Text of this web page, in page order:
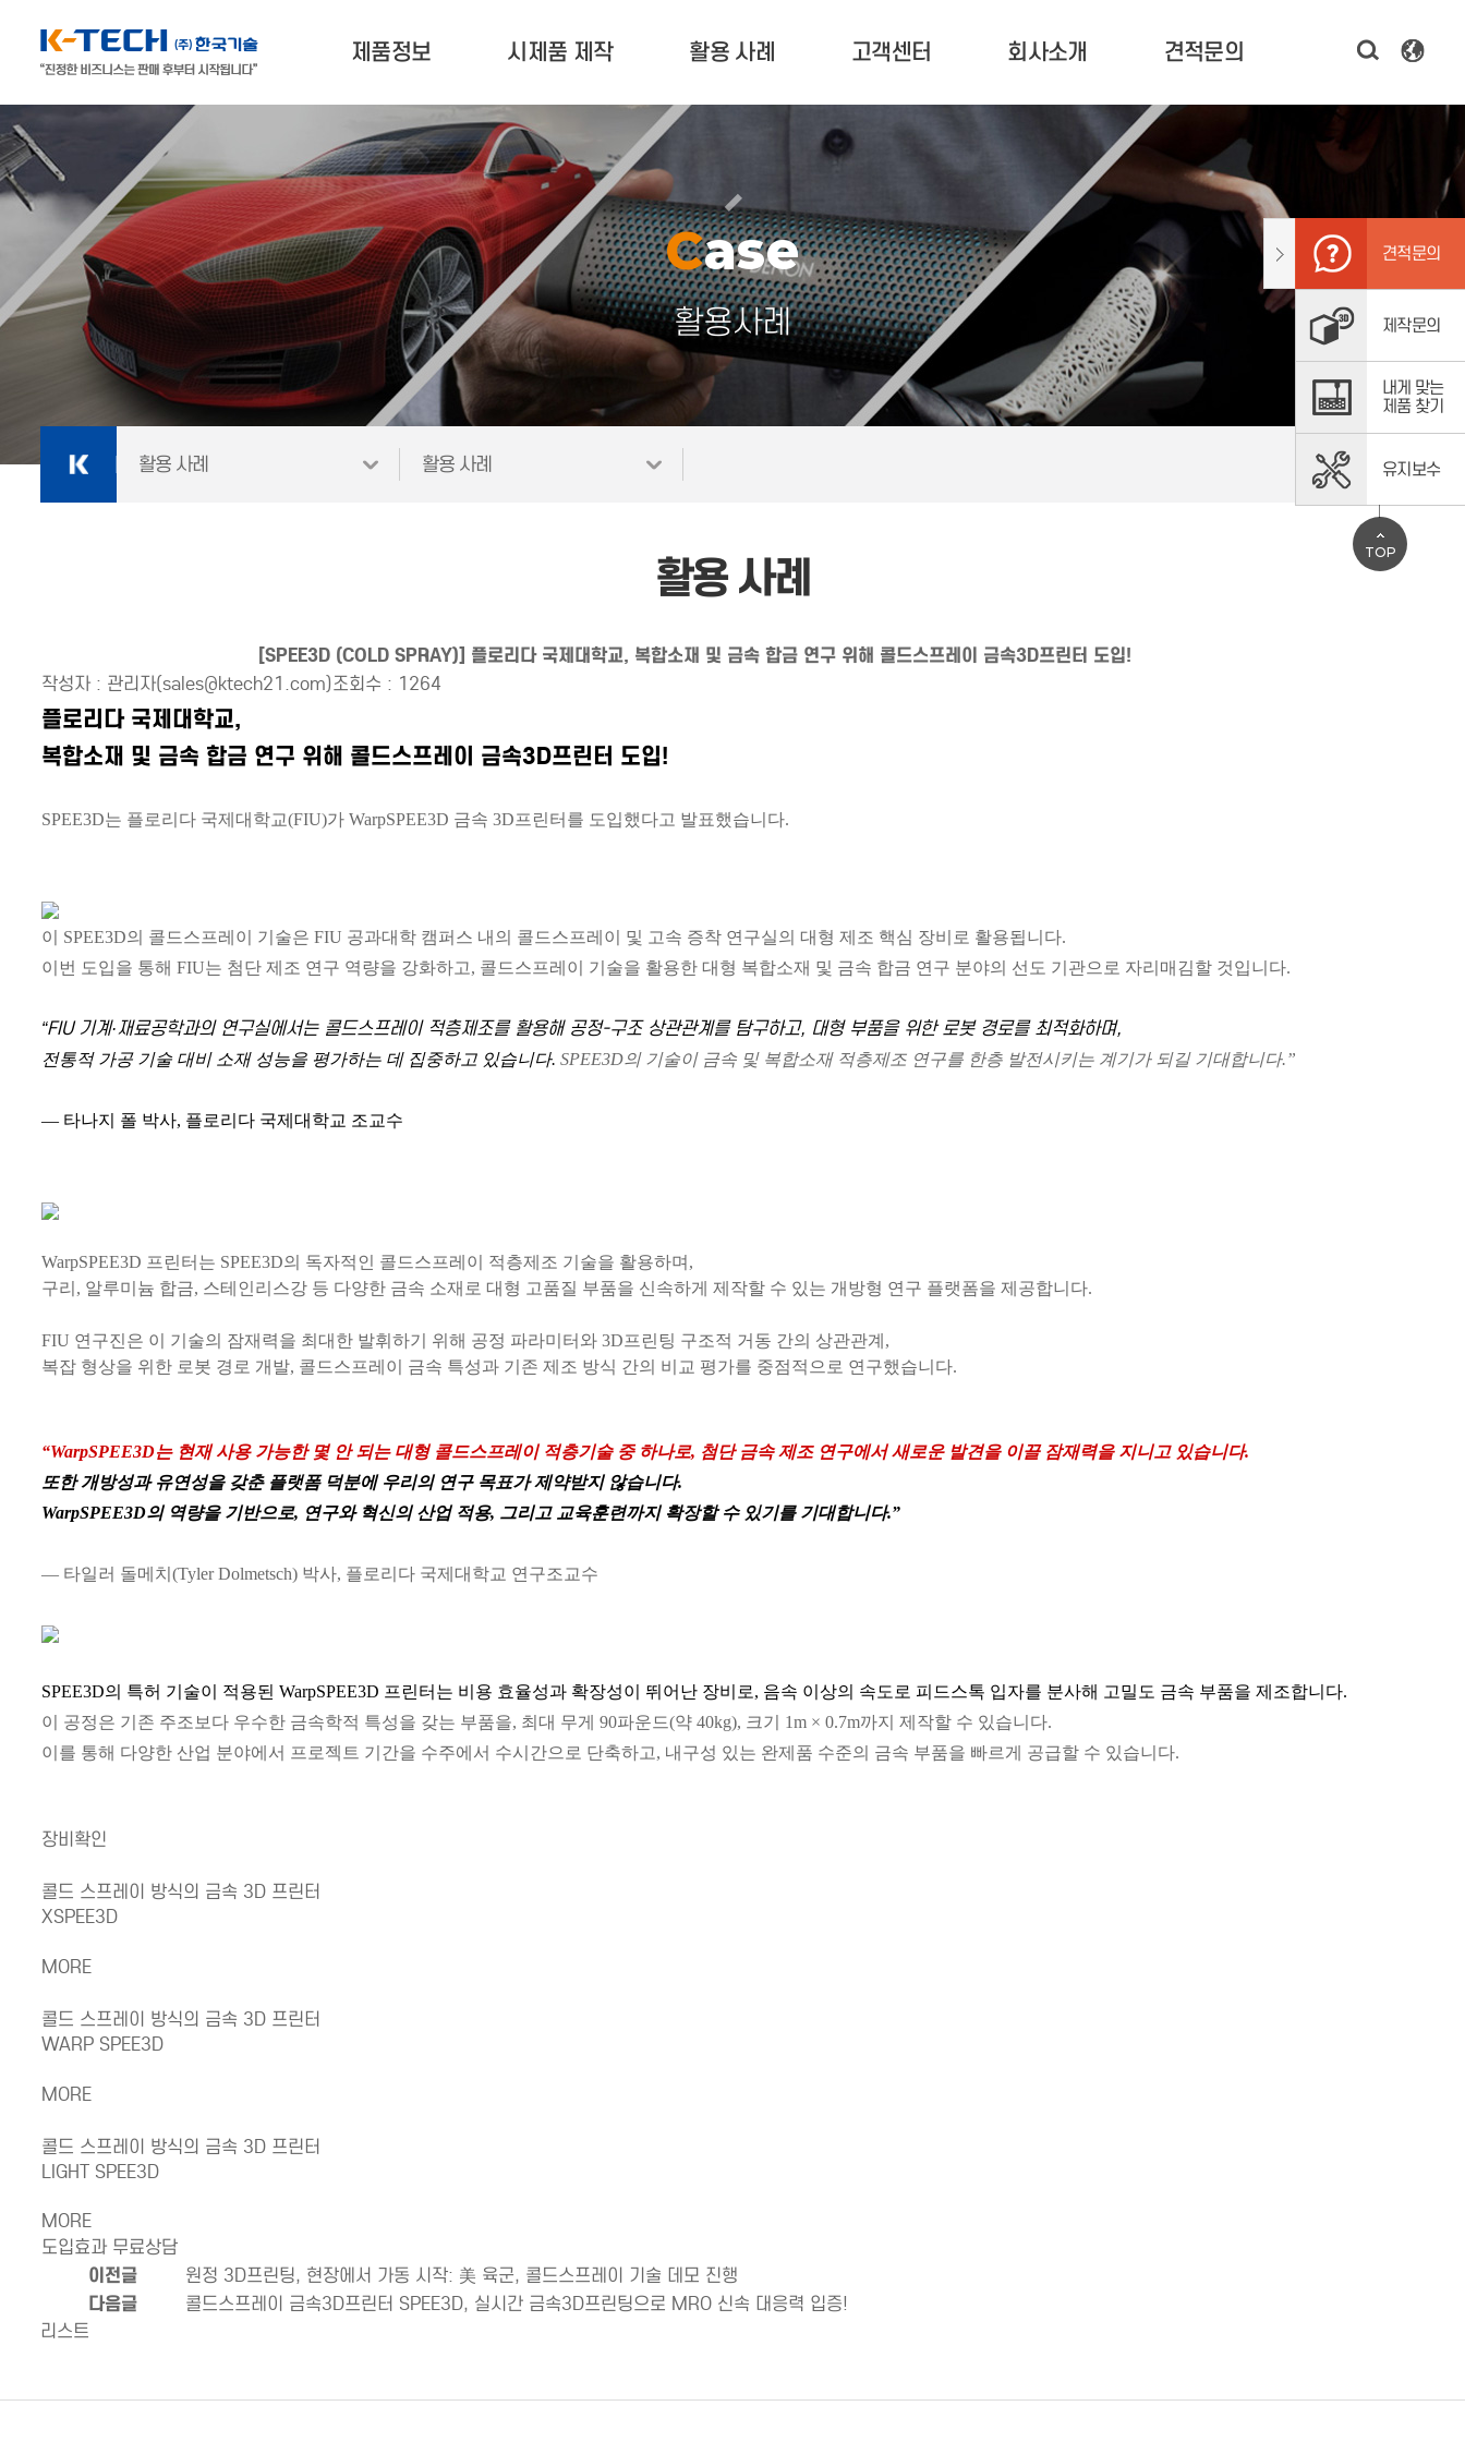
제품정보
나에게 맞는 제품찾기
3D프린터
3D스캐너 & 소프트웨어
외
재료
시제품 제작
서비스 안내
제작문의 현황
포트폴리오
활용 사례 고객센터
공지사항
자료실
회사소개
CEO 인사말
연혁 및 비전
조직도
오시는 길
견적문의
3D 프린터 견적 문의
시제품 제작 문의
소프트웨어,
스캐너 문의
견적문의
제작문의
내게 맞는
제품 찾기
유지보수
TOP
Case
활용사례
활용 사례 활용 사례
활용 사례
[SPEE3D (COLD SPRAY)] 플로리다 국제대학교, 복합소재 및 금속 합금 연구 위해 콜드스프레이 금속3D프린터 도입!
작성자 : 관리자(sales@ktech21.com)조회수 : 1264
플로리다 국제대학교,
복합소재 및 금속 합금 연구 위해 콜드스프레이 금속3D프린터 도입!
SPEE3D는 플로리다 국제대학교(FIU)가 WarpSPEE3D 금속 3D프린터를 도입했다고 발표했습니다.
이 SPEE3D의 콜드스프레이 기술은 FIU 공과대학 캠퍼스 내의 콜드스프레이 및 고속 증착 연구실의 대형 제조 핵심 장비로 활용됩니다.
이번 도입을 통해 FIU는 첨단 제조 연구 역량을 강화하고, 콜드스프레이 기술을 활용한 대형 복합소재 및 금속 합금 연구 분야의 선도 기관으로 자리매김할 것입니다.
“FIU 기계·재료공학과의 연구실에서는 콜드스프레이 적층제조를 활용해 공정-구조 상관관계를 탐구하고, 대형 부품을 위한 로봇 경로를 최적화하며,
전통적 가공 기술 대비 소재 성능을 평가하는 데 집중하고 있습니다. SPEE3D의 기술이 금속 및 복합소재 적층제조 연구를 한층 발전시키는 계기가 되길 기대합니다.”
— 타나지 폴 박사, 플로리다 국제대학교 조교수
WarpSPEE3D 프린터는 SPEE3D의 독자적인 콜드스프레이 적층제조 기술을 활용하며,
구리, 알루미늄 합금, 스테인리스강 등 다양한 금속 소재로 대형 고품질 부품을 신속하게 제작할 수 있는 개방형 연구 플랫폼을 제공합니다.
FIU 연구진은 이 기술의 잠재력을 최대한 발휘하기 위해 공정 파라미터와 3D프린팅 구조적 거동 간의 상관관계,
복잡 형상을 위한 로봇 경로 개발, 콜드스프레이 금속 특성과 기존 제조 방식 간의 비교 평가를 중점적으로 연구했습니다.
“WarpSPEE3D는 현재 사용 가능한 몇 안 되는 대형 콜드스프레이 적층기술 중 하나로, 첨단 금속 제조 연구에서 새로운 발견을 이끌 잠재력을 지니고 있습니다.
또한 개방성과 유연성을 갖춘 플랫폼 덕분에 우리의 연구 목표가 제약받지 않습니다.
WarpSPEE3D의 역량을 기반으로, 연구와 혁신의 산업 적용, 그리고 교육훈련까지 확장할 수 있기를 기대합니다.”
— 타일러 돌메치(Tyler Dolmetsch) 박사, 플로리다 국제대학교 연구조교수
SPEE3D의 특허 기술이 적용된 WarpSPEE3D 프린터는 비용 효율성과 확장성이 뛰어난 장비로, 음속 이상의 속도로 피드스톡 입자를 분사해 고밀도 금속 부품을 제조합니다.
이 공정은 기존 주조보다 우수한 금속학적 특성을 갖는 부품을, 최대 무게 90파운드(약 40kg), 크기 1m × 0.7m까지 제작할 수 있습니다.
이를 통해 다양한 산업 분야에서 프로젝트 기간을 수주에서 수시간으로 단축하고, 내구성 있는 완제품 수준의 금속 부품을 빠르게 공급할 수 있습니다.
장비확인
콜드 스프레이 방식의 금속 3D 프린터
XSPEE3D
MORE
콜드 스프레이 방식의 금속 3D 프린터
WARP SPEE3D
MORE
콜드 스프레이 방식의 금속 3D 프린터
LIGHT SPEE3D
MORE
도입효과 무료상담
이전글
원정 3D프린팅, 현장에서 가동 시작: 美 육군, 콜드스프레이 기술 데모 진행
다음글
콜드스프레이 금속3D프린터 SPEE3D, 실시간 금속3D프린팅으로 MRO 신속 대응력 입증!
리스트